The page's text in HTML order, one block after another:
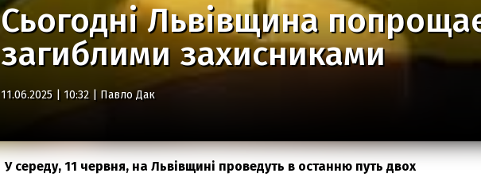
Сьогодні Львівщина
загиблими захисниками
11.06.2025 | 10:32 | Павло Дак
У середу, 11 червня, на Львівщині проведуть в останню путь двох